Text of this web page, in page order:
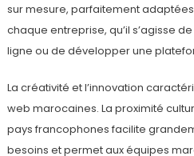
sur mesure, parfaitement
chaque entreprise, qu’il s’agisse
ligne ou de développer une
La créativité et l’innovation
web marocaines. La proximité
pays francophones facilite
besoins et permet aux équipes